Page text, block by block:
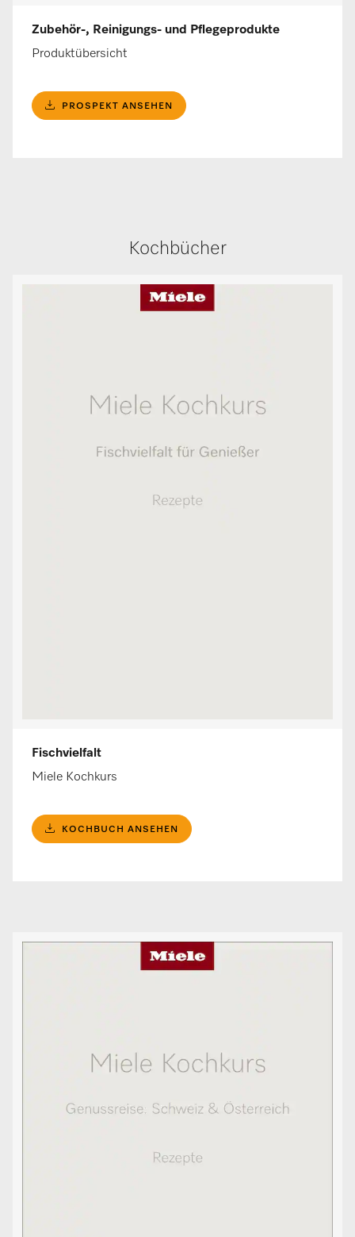
Zubehör-, Reinigungs- und Pflegeprodukte
Produktübersicht
PROSPEKT ANSEHEN
Kochbücher
Fischvielfalt
Miele Kochkurs
KOCHBUCH ANSEHEN